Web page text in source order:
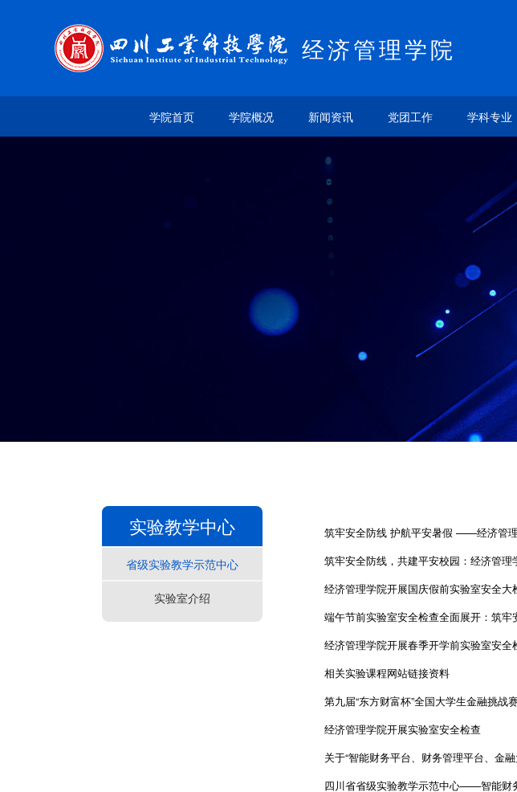
经济管理学院
学院首页 学院概况 新闻资讯 党团工作 学科专业
实验教学中心
省级实验教学示范中心
实验室介绍
筑牢安全防线 护航平安暑假 ——经济管
筑牢安全防线，共建平安校园：经济管理
经济管理学院开展国庆假前实验室安全大
端午节前实验室安全检查全面展开：筑
经济管理学院开展春季开学前实验室安全
相关实验课程网站链接资料
第九届“东方财富杯”全国大学生金融挑战
经济管理学院开展实验室安全检查
关于“智能财务平台、财务管理平台、金
四川省省级实验教学示范中心——智能财